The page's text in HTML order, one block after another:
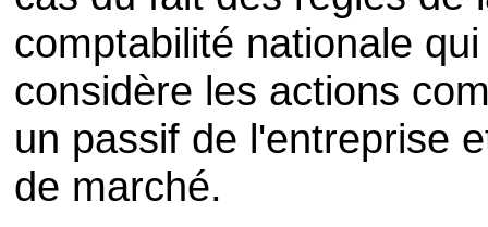
comptabilité nationale qui
considère les actions
un passif de l'entreprise
de marché.